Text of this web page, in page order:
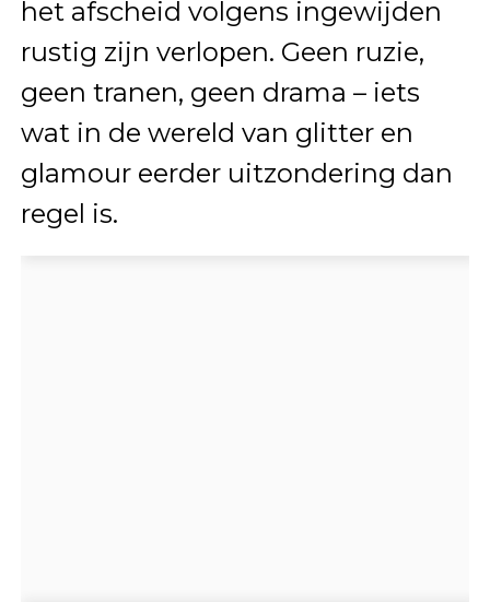
het afscheid volgens ingewijden
rustig zijn verlopen. Geen ruzie,
geen tranen, geen drama – iets
wat in de wereld van glitter en
glamour eerder uitzondering dan
regel is.